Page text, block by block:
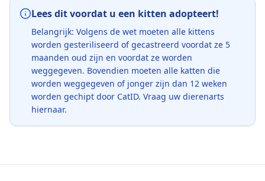
Lees dit voordat u een kitten adopteert!
Belangrijk: Volgens de wet moeten alle kittens
worden gesteriliseerd of gecastreerd voordat ze 5
maanden oud zijn en voordat ze worden
weggegeven. Bovendien moeten alle katten die
worden weggegeven of jonger zijn dan 12 weken
worden gechipt door CatID. Vraag uw dierenarts
hiernaar.